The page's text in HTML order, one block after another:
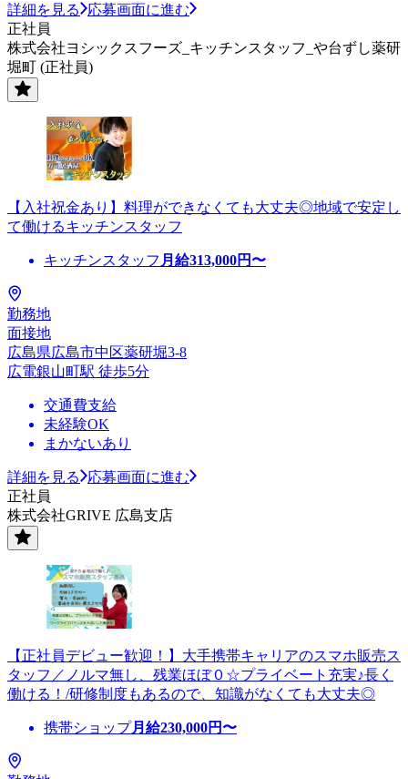
詳細を見る
応募画面に進む
正社員
株式会社ヨシックスフーズ_キッチンスタッフ_や台ずし薬研
堀町 (正社員)
【入社祝金あり】料理ができなくても大丈夫◎地域で安定し
て働けるキッチンスタッフ
キッチンスタッフ 月給313,000円〜
勤務地
面接地
広島県広島市中区薬研堀3-8
広電銀山町駅 徒歩5分
交通費支給
未経験OK
まかないあり
詳細を見る
応募画面に進む
正社員
株式会社GRIVE 広島支店
【正社員デビュー歓迎！】大手携帯キャリアのスマホ販売ス
タッフ／ノルマ無し、残業ほぼ０☆プライベート充実♪長く
働ける！/研修制度もあるので、知識がなくても大丈夫◎
携帯ショップ月給230,000円〜